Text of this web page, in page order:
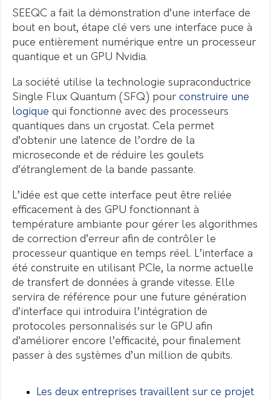
SEEQC a fait la démonstration d’une interface de
bout en bout, étape clé vers une interface puce à
puce entièrement numérique entre un processeur
quantique et un GPU Nvidia.
La société utilise la technologie supraconductrice
Single Flux Quantum (SFQ) pour construire une
logique qui fonctionne avec des processeurs
quantiques dans un cryostat. Cela permet
d’obtenir une latence de l’ordre de la
microseconde et de réduire les goulets
d’étranglement de la bande passante.
L’idée est que cette interface peut être reliée
efficacement à des GPU fonctionnant à
température ambiante pour gérer les algorithmes
de correction d’erreur afin de contrôler le
processeur quantique en temps réel. L’interface a
été construite en utilisant PCIe, la norme actuelle
de transfert de données à grande vitesse. Elle
servira de référence pour une future génération
d’interface qui introduira l’intégration de
protocoles personnalisés sur le GPU afin
d’améliorer encore l’efficacité, pour finalement
passer à des systèmes d’un million de qubits.
Les deux entreprises travaillent sur ce projet